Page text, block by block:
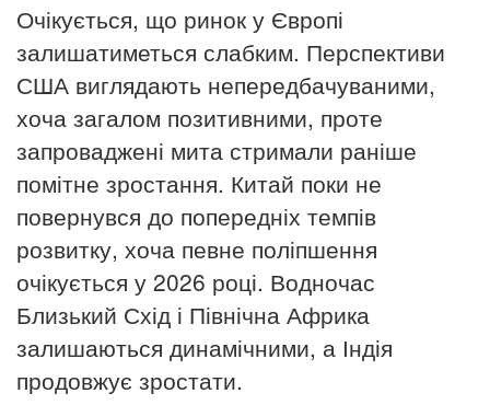
Очікується, що ринок у Європі
залишатиметься слабким. Перспективи
США виглядають непередбачуваними,
хоча загалом позитивними, проте
запроваджені мита стримали раніше
помітне зростання. Китай поки не
повернувся до попередніх темпів
розвитку, хоча певне поліпшення
очікується у 2026 році. Водночас
Близький Схід і Північна Африка
залишаються динамічними, а Індія
продовжує зростати.